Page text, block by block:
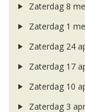
Zaterdag 8
Zaterdag 1
Zaterdag 24
Zaterdag 17
Zaterdag 10
Zaterdag 3